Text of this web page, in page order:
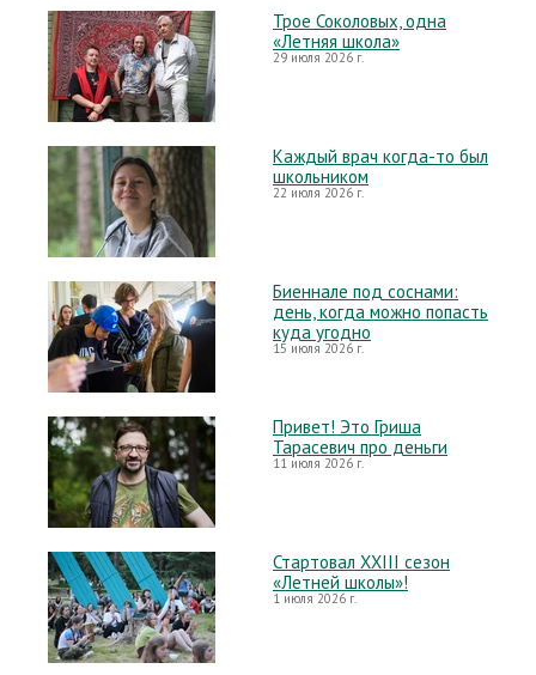
Трое Соколовых, одна
«Летняя школа»
29 июля 2026 г.
Каждый врач когда-то был
школьником
22 июля 2026 г.
Биеннале под соснами:
день, когда можно попасть
куда угодно
15 июля 2026 г.
Привет! Это Гриша
Тарасевич про деньги
11 июля 2026 г.
Стартовал XXIII сезон
«Летней школы»!
1 июля 2026 г.